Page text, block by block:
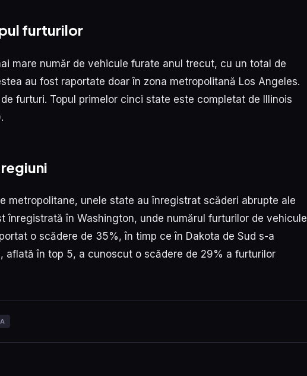
furturilor
mare număr de vehicule furate anul trecut, cu un total de
au fost raportate doar în zona metropolitană Los Angeles.
furturi. Topul primelor cinci state este completat de Illinois
metropolitane, unele state au înregistrat scăderi abrupte ale
înregistrată în Washington, unde numărul furturilor de vehicule
o scădere de 35%, în timp ce în Dakota de Sud s-a
aflată în top 5, a cunoscut o scădere de 29% a furturilor